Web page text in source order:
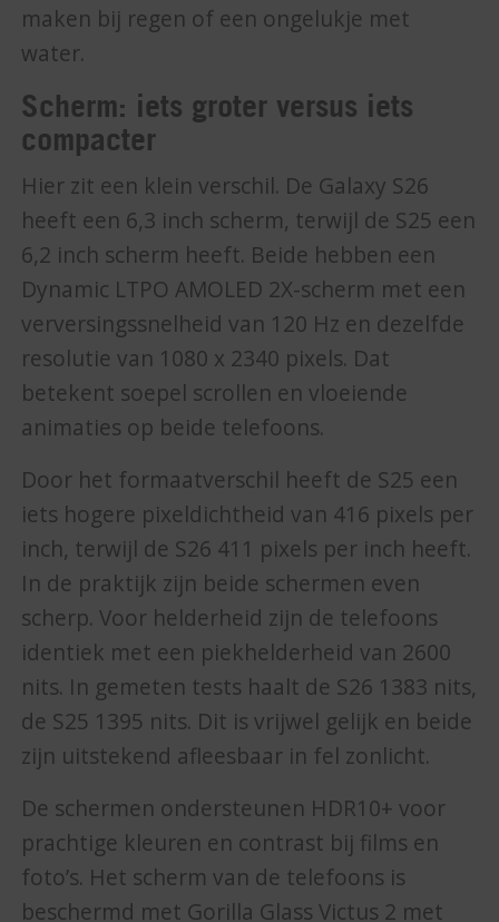
maken bij regen of een ongelukje met
water.
Scherm: iets groter versus iets
compacter
Hier zit een klein verschil. De Galaxy S26
heeft een 6,3 inch scherm, terwijl de S25 een
6,2 inch scherm heeft. Beide hebben een
Dynamic LTPO AMOLED 2X-scherm met een
verversingssnelheid van 120 Hz en dezelfde
resolutie van 1080 x 2340 pixels. Dat
betekent soepel scrollen en vloeiende
animaties op beide telefoons.
Door het formaatverschil heeft de S25 een
iets hogere pixeldichtheid van 416 pixels per
inch, terwijl de S26 411 pixels per inch heeft.
In de praktijk zijn beide schermen even
scherp. Voor helderheid zijn de telefoons
identiek met een piekhelderheid van 2600
nits. In gemeten tests haalt de S26 1383 nits,
de S25 1395 nits. Dit is vrijwel gelijk en beide
zijn uitstekend afleesbaar in fel zonlicht.
De schermen ondersteunen HDR10+ voor
prachtige kleuren en contrast bij films en
foto’s. Het scherm van de telefoons is
beschermd met Gorilla Glass Victus 2 met